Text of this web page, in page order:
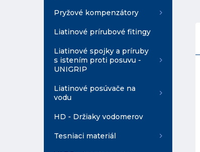
Pryžové kompenzátory
Liatinové prírubové fitingy
Liatinové spojky a príruby
s istením proti posuvu -
UNIGRIP
Liatinové posúvače na
vodu
HD - Držiaky vodomerov
Tesniaci materiál